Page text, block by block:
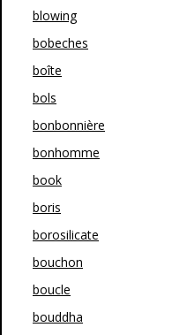
blowing
bobeches
boîte
bols
bonbonnière
bonhomme
book
boris
borosilicate
bouchon
boucle
bouddha